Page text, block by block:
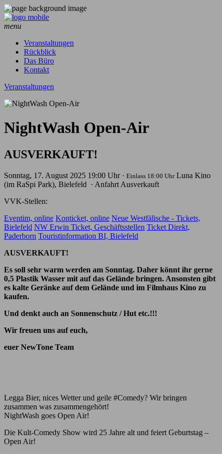
menu
Veranstaltungen
Rückblick
Das Büro
Kontakt
Veranstaltungen
NightWash Open-Air
AUSVERKAUFT!
Sonntag, 17. August 2025 19:00 Uhr · Einlass 18:00 Uhr Luna Kino
(im RaSpi Park), Bielefeld
· Anfahrt Ausverkauft
VVK-Stellen:
Eventim, online Konticket, online Neue Westfälische - Tickets,
Bielefeld NW Erwin Ticket, Geschäftsstellen Ticket Direkt,
Paderborn Touristinformation BI, Bielefeld
AUSVERKAUFT!
Es soll sehr warm werden am Sonntag. Daher könnt ihr gerne
0,5 Plastik Wasser mit auf das Gelände bringen. Ansonsten gibt
es kalte Geränke auf dem Gelände und im Filmhaus Kino zu
kaufen.
Und denkt auch an Sonnenschutz / Hut etc.!!!
Wir freuen uns auf euch,
euer NewTone Team
Legga Bier, nices Wetter und geile #Comedy? Wir bringen
zusammen was zusammengehört!
NightWash goes Open Air!
Die Kult-Comedy Show wird 25 Jahre alt und feiert Geburtstag –
Open Air!